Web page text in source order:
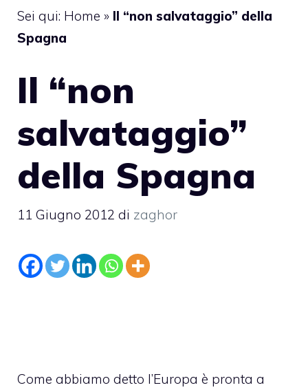
Sei qui: Home » Il “non salvataggio” della
Spagna
Il “non
salvataggio”
della Spagna
11 Giugno 2012 di zaghor
Come abbiamo detto l’Europa è pronta a